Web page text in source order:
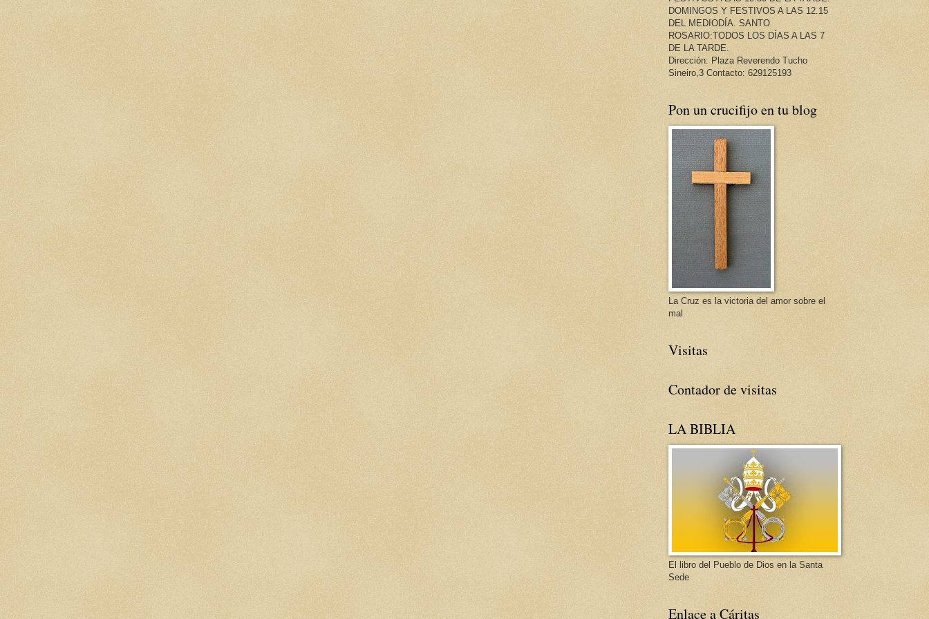
DOMINGOS Y FESTIVOS A LAS 12.15
DEL MEDIODÍA. SANTO
ROSARIO:TODOS LOS DÍAS A LAS 7
DE LA TARDE.
Dirección: Plaza Reverendo Tucho
Sineiro,3 Contacto: 629125193
Pon un crucifijo en tu blog
La Cruz es la victoria del amor sobre el
mal
Visitas
Contador de visitas
LA BIBLIA
El libro del Pueblo de Dios en la Santa
Sede
Enlace a Cáritas